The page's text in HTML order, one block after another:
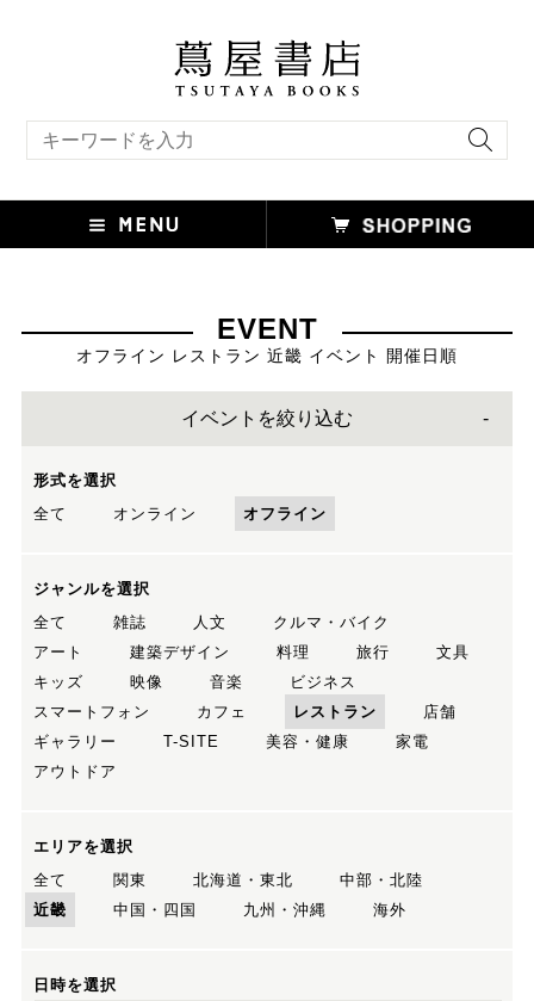
EVENT
オフライン レストラン 近畿 イベント 開催日順
イベントを絞り込む
形式を選択
全て
オンライン オフライン
ジャンルを選択
全て
雑誌 人文
クルマ・バイク
アート
建築デザイン 料理 旅行
文具
キッズ
映像 音楽
ビジネス
スマートフォン
カフェ レストラン
店舗
ギャラリー
T-SITE 美容・健康
家電
アウトドア
エリアを選択
全て
関東 北海道・東北
中部・北陸
近畿
中国・四国 九州・沖縄 海外
日時を選択